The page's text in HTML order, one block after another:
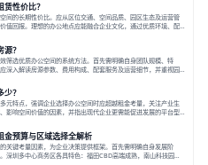
要性价比？
间的长期性价比。应从区位交通、空间品质、园区生态及运营管
值回报。理想的办公地点应能融合企业文化，通过优质环境、配
成本与价值的平衡。对于许多正在成长或寻求稳定发展的企业而
关重要的决策。这不仅关系到团队的日常工作效率与协作氛围，
本？
筛选优质办公空间的系统方法。首先需明确自身团队规模、特
深入解读房源参数、费用构成、配套服务及运营细节，并重视园
考察运营方的品牌背景与持续服务能力。完成线上初选后，必须
试设施、感受园区氛围并确认合同条款，从而做出精确决策。在
寻找
？
元特点，强调企业选择办公空间时应超越租金考量，关注产业生
影响空间价值的因素，并指出现代企业更需能促进发展的平台型
营方如何通过构建服务生态助力企业成长，建议企业系统评估需
对于许多寻求在上海松江区设立或扩展办公空间的企业而言，了
先
金预算与区域选择全解析
关键考量因素，为企业决策提供框架。首先需明确自身发展阶
深圳多中心商务区各具特色：福田CBD高端成熟，南山科技园创